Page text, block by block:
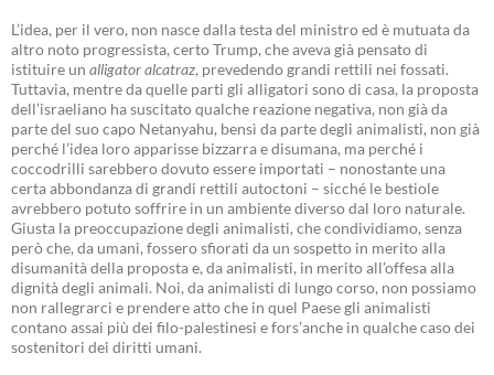
L’idea, per il vero, non nasce dalla testa del ministro ed è mutuata da
altro noto progressista, certo Trump, che aveva già pensato di
istituire un alligator alcatraz, prevedendo grandi rettili nei fossati.
Tuttavia, mentre da quelle parti gli alligatori sono di casa, la proposta
dell’israeliano ha suscitato qualche reazione negativa, non già da
parte del suo capo Netanyahu, bensì da parte degli animalisti, non già
perché l’idea loro apparisse bizzarra e disumana, ma perché i
coccodrilli sarebbero dovuto essere importati – nonostante una
certa abbondanza di grandi rettili autoctoni – sicché le bestiole
avrebbero potuto soffrire in un ambiente diverso dal loro naturale.
Giusta la preoccupazione degli animalisti, che condividiamo, senza
però che, da umani, fossero sfiorati da un sospetto in merito alla
disumanità della proposta e, da animalisti, in merito all’offesa alla
dignità degli animali. Noi, da animalisti di lungo corso, non possiamo
non rallegrarci e prendere atto che in quel Paese gli animalisti
contano assai più dei filo-palestinesi e fors’anche in qualche caso dei
sostenitori dei diritti umani.